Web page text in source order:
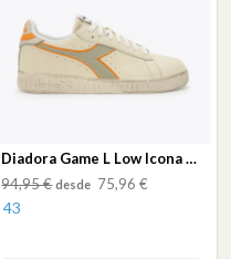
Diadora Game L Low Icona White/Desert Sage
94,95 € desde 75,96 €
43